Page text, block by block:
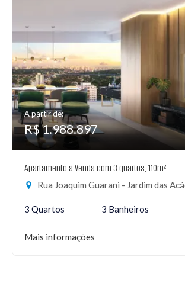
A partir de:
R$ 1.988.897
Apartamento à Venda com 3 quartos, 110m²
Rua Joaquim Guarani - Jardim das
3 Quartos 3 Banheiros
Mais informações